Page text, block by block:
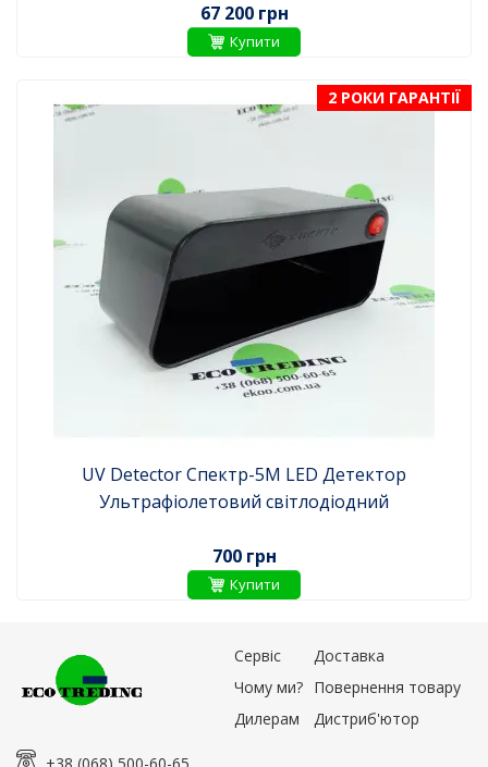
67 200 грн
Купити
2 РОКИ ГАРАНТІЇ
UV Detector Спектр-5M LED Детектор
Ультрафіолетовий світлодіодний
700 грн
Купити
Сервіс
Чому ми?
Дилерам
Доставка
Повернення товару
Дистриб'ютор